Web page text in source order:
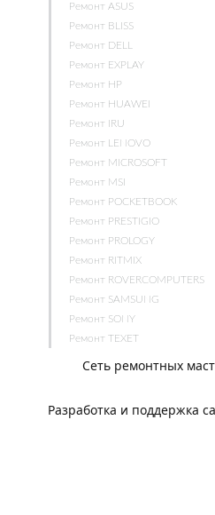
Ремонт ASUS
Ремонт BLISS
Ремонт DELL
Ремонт EXPLAY
Ремонт HP
Ремонт HUAWEI
Ремонт IRU
Ремонт LENOVO
Ремонт MICROSOFT
Ремонт MSI
Ремонт POCKETBOOK
Ремонт PRESTIGIO
Ремонт PROLOGY
Ремонт RITMIX
Ремонт ROVERCOMPUTERS
Ремонт SAMSUNG
Ремонт SONY
Ремонт TEXET
Сеть ремонтных
Разработка и поддержка